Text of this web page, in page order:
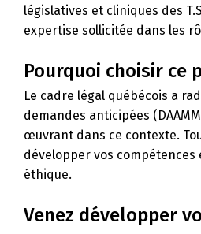
législatives et cliniques des
expertise sollicitée dans les
Pourquoi choisir ce
Le cadre légal québécois a
demandes anticipées
œuvrant dans ce contexte.
développer vos
éthique.
Venez développer